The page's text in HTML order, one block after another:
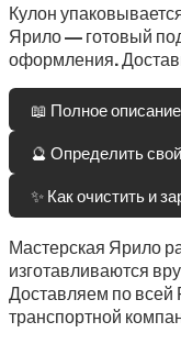
Кулон
Ярило — готовый
оформления.
📖 Полное
🔮 Определить
✨ Как очистить и
Мастерская Ярило
изготавливаются
Доставляем по всей
транспортной